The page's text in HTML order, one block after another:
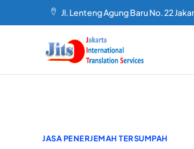
Jl. Lenteng Agung Baru No. 22
JASA PENERJEMAH TERSUMPAH